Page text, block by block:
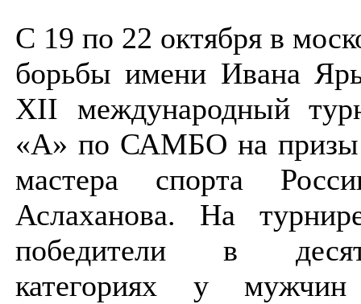
С 19 по 22 октября в
борьбы имени Ивана
XII международный
«А» по САМБО на призы
мастера спорта
Аслаханова. На
победители в
категориях у